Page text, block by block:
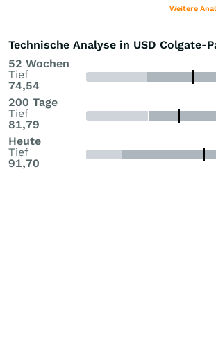
Weitere
Technische Analyse in USD Colgate-
52 Wochen
Tief
74,54
200 Tage
Tief
81,79
Heute
Tief
91,70